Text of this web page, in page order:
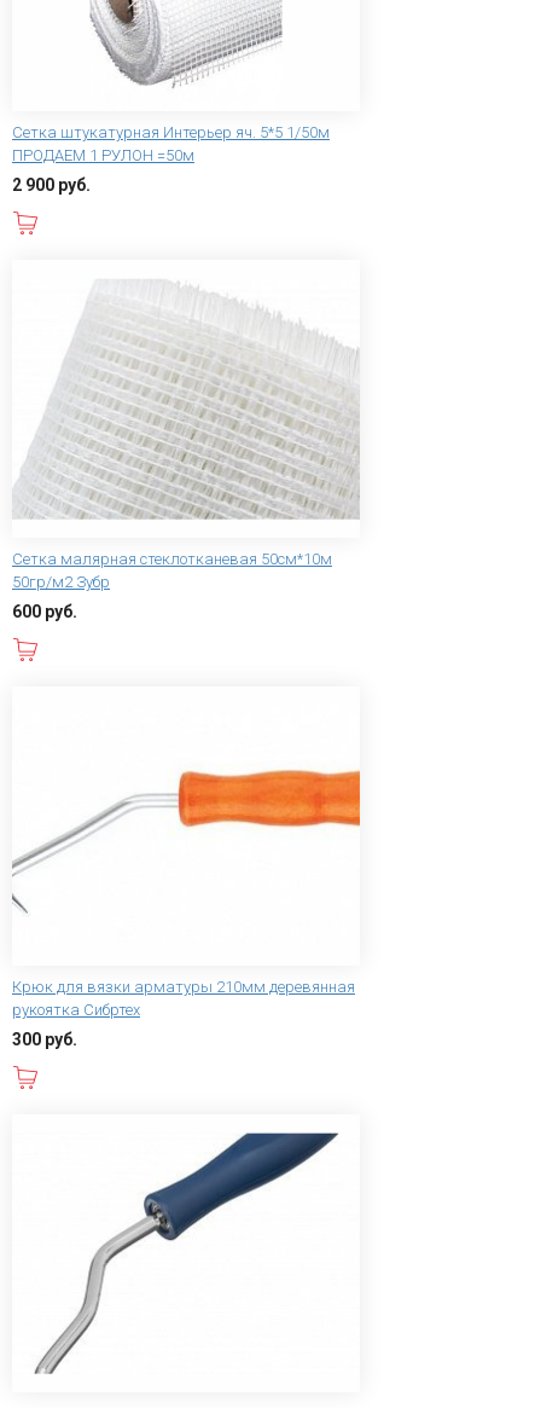
Сетка штукатурная Интерьер яч. 5*5 1/50м
ПРОДАЕМ 1 РУЛОН =50м
2 900 руб.
Сетка малярная стеклотканевая 50см*10м
50гр/м2 Зубр
600 руб.
Крюк для вязки арматуры 210мм деревянная
рукоятка Сибртех
300 руб.